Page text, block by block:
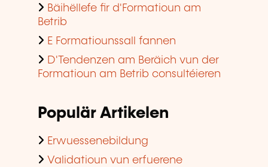
Bäihëllefe fir d'Formatioun am
Betrib
E Formatiounssall fannen
D'Tendenzen am Beräich vun der
Formatioun am Betrib consultéieren
Populär Artikelen
Erwuessenebildung
Validatioun vun erfuerene